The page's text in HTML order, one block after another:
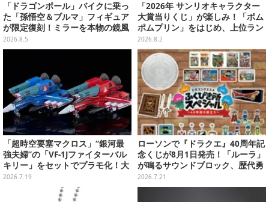
「ドラゴンボール」バイクに乗っ
た「孫悟空＆ブルマ」フィギュア
が限定復刻！ミラーを本物の鏡風
や、ブルマの目元が映りこむ描写
にできるステッカーを収録
2026.8.5
「2026年 サンリオキャラクター
大賞当りくじ」が楽しみ！「ポム
ポムプリン」をはじめ、上位ラン
クインが登場するスペシャル企画
2026.8.2
「超時空要塞マクロス」“銀河最
強夫婦”の「VF-1Jファイターバル
キリー」をセットでプラモ化！大
気圏外仕様パイロットスーツフィ
ギュアなど付属
2026.7.19
ローソンで『ドラクエ』40周年記
念くじが8月1日発売！「ルーラ」
が鳴るサウンドブロック、歴代勇
者＆スライムのフィギュアなど、
シリーズを振り返る景品盛りだく
2026.7.21